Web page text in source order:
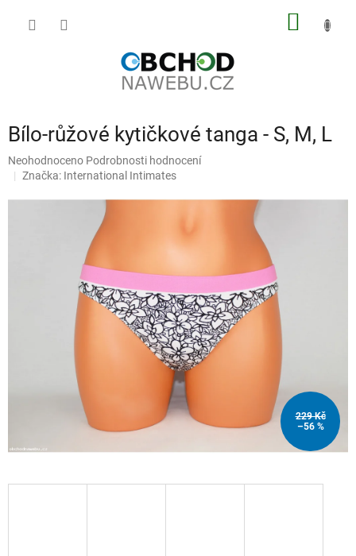
Bílo-růžové kytičkové tanga - S, M, L
Průměrné
hodnocení
Neohodnoceno Podrobnosti hodnocení
Značka: International Intimates
229 Kč
–56 %